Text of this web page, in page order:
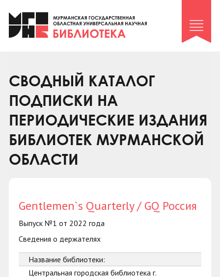
Клуб «Гиря и сельдерей»
Клуб «Семейный архив»
Коллегам
Контакты
СВОДНЫЙ КАТАЛОГ
ПОДПИСКИ НА
ПЕРИОДИЧЕСКИЕ ИЗДАНИЯ
БИБЛИОТЕК МУРМАНСКОЙ
ОБЛАСТИ
Gentlemen`s Quarterly / GQ Россия
Выпуск №1 от 2022 года
Сведения о держателях
Название библиотеки:
Центральная городская библиотека г.